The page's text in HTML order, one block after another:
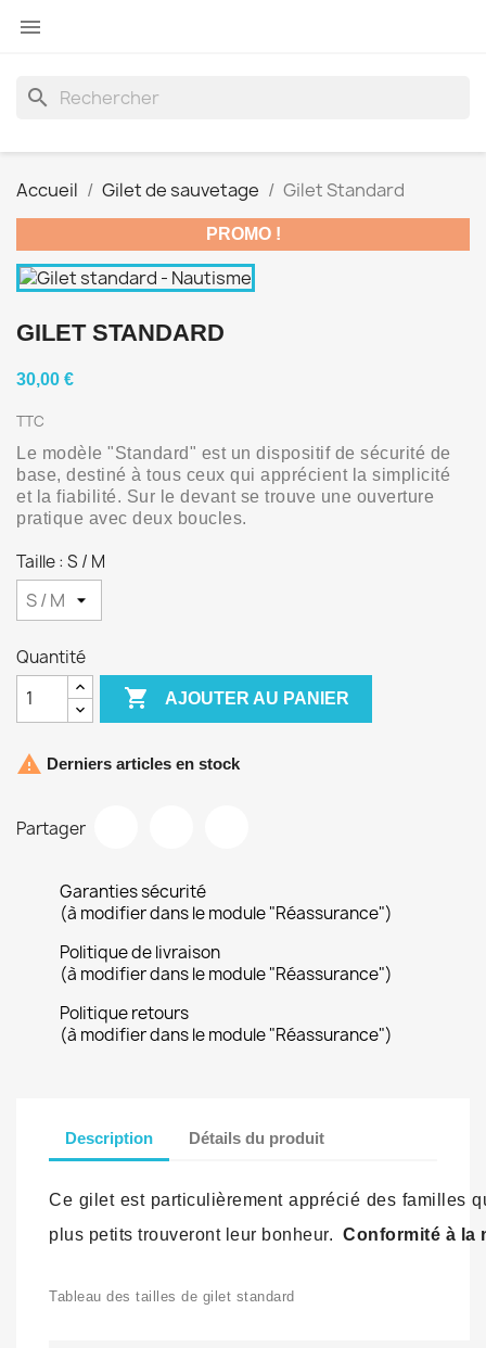

search
Accueil Gilet de sauvetage Gilet Standard
PROMO !
GILET STANDARD
30,00 €
TTC
Le modèle "Standard" est un dispositif de sécurité de
base, destiné à tous ceux qui apprécient la simplicité
et la fiabilité. Sur le devant se trouve une ouverture
pratique avec deux boucles.
Taille : S / M
Quantité
 AJOUTER AU PANIER
 Derniers articles en stock
Partager
Garanties sécurité
(à modifier dans le module "Réassurance")
Politique de livraison
(à modifier dans le module "Réassurance")
Politique retours
(à modifier dans le module "Réassurance")
Description Détails du produit
Ce gilet est particulièrement apprécié des familles
plus petits trouveront leur bonheur. Conformité à la
Tableau des tailles de gilet standard